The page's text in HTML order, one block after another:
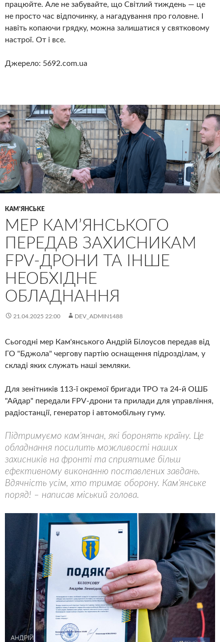
працюйте. Але не забувайте, що Світлий тиждень — це
не просто час відпочинку, а нагадування про головне. І
навіть копаючи грядку, можна залишатися у святковому
настрої. От і все.
Джерело: 5692.com.ua
КАМ'ЯНСЬКЕ
МЕР КАМ’ЯНСЬКОГО
ПЕРЕДАВ ЗАХИСНИКАМ
FPV-ДРОНИ ТА ІНШЕ
НЕОБХІДНЕ
ОБЛАДНАННЯ
21.04.2025 22:00 DEV_ADMIN1488
Сьогодні мер Кам'янського Андрій Білоусов передав від
ГО "Бджола" чергову партію оснащення підрозділам, у
складі яких служать наші земляки.
Для зенітників 113-ї окремої бригади ТРО та 24-й ОШБ
"Айдар" передали FPV-дрони та прилади для управління,
радіостанції, генератор і автомобільну гуму.
Підтримуємо кам’янчан, які боронять країну. Це
обладнання посилить можливості наших
захисників на фронті та сприятиме більш
ефективному виконанню поставлених завдань.
Вдячність усім, хто тримає оборону. Кам’янське
поряд! – написав міський голова.